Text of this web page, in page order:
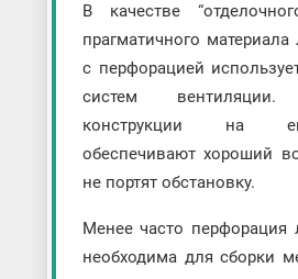
В качестве
прагматичного материала
с перфорацией
систем вентиляции.
конструкции на
обеспечивают хороший
не портят обстановку.
Менее часто перфорация
необходима для сборки